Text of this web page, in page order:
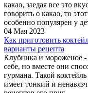
какао, заедая все это
говорить о какао, то
особенно популярен у
04 Мая 2023
Как приготовить
варианты рецепта
Клубника и мороженое -
себе, но вместе они
гурмана. Такой
имеет тонкий и